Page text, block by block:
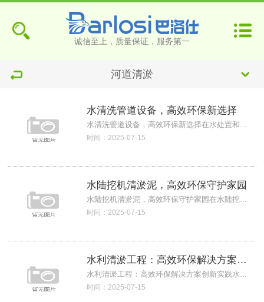
诚信至上，质量保证，服务第一
河道清淤
水清洗管道设备，高效环保新选择
水清洗管道设备，高效环保新选择在水处置和...
时间：2025-07-15
水陆挖机清淤泥，高效环保守护家园
水陆挖机清淤泥，高效环保守护家园在水陆挖...
时间：2025-07-15
水利清淤工程：高效环保解决方案创新实践
水利清淤工程：高效环保解决方案创新实践水...
时间：2025-07-15